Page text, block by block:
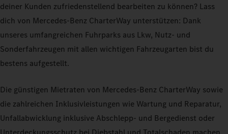
deiner Kunden zufriedenstellend bearbeiten zu können? Lass
dich von Mercedes-Benz CharterWay unterstützen: Dank
unseres umfangreichen Fuhrparks aus Lkw, Nutz- und
Sonderfahrzeugen mit allen wichtigen Fahrzeugarten bist du
bestens aufgestellt.
Die günstigen Mietraten von Mercedes-Benz CharterWay sowie
die zahlreichen Inklusivleistungen wie Wartung und Reparatur,
Unfallabwicklung inklusive Abschlepp- und Bergedienst oder